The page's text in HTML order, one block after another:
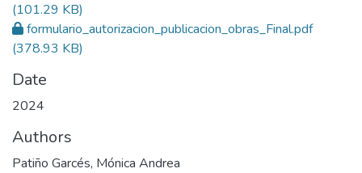
(101.29 KB)
formulario_autorizacion_publicacion_obras_Final.pdf
(378.93 KB)
Date
2024
Authors
Patiño Garcés, Mónica Andrea